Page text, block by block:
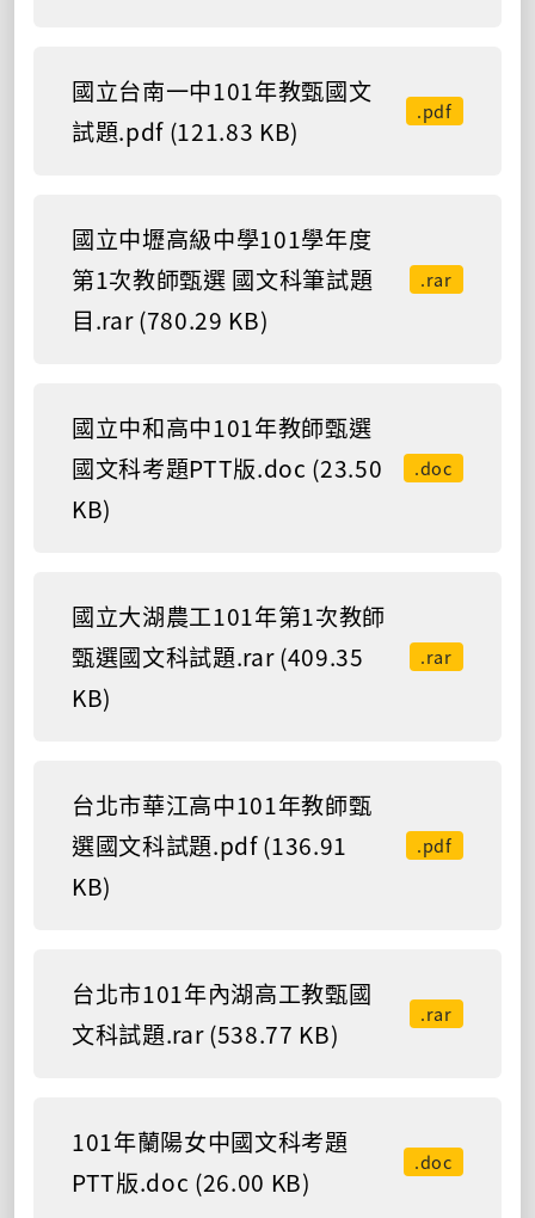
國立台南一中101年教甄國文
試題.pdf (121.83 KB)
.pdf
國立中壢高級中學101學年度
第1次教師甄選 國文科筆試題
目.rar (780.29 KB)
.rar
國立中和高中101年教師甄選
國文科考題PTT版.doc (23.50
KB)
.doc
國立大湖農工101年第1次教師
甄選國文科試題.rar (409.35
KB)
.rar
台北市華江高中101年教師甄
選國文科試題.pdf (136.91
KB)
.pdf
台北市101年內湖高工教甄國
文科試題.rar (538.77 KB)
.rar
101年蘭陽女中國文科考題
PTT版.doc (26.00 KB)
.doc